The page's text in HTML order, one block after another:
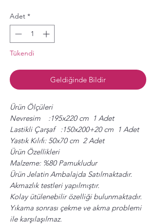
Adet *
Tükendi
Geldiğinde Bildir
Ürün Ölçüleri
Nevresim :195x220 cm 1 Adet
Lastikli Çarşaf :150x200+20 cm 1 Adet
Yastık Kılıfı: 50x70 cm 2 Adet
Ürün Özellikleri
Malzeme: %80 Pamukludur
Ürün Jelatin Ambalajda Satılmaktadır.
Akmazlık testleri yapılmıştır.
Kolay ütülenebilir özelliği bulunmaktadır.
Yıkama sonrası çekme ve akma problemi
ile karşılaşılmaz.